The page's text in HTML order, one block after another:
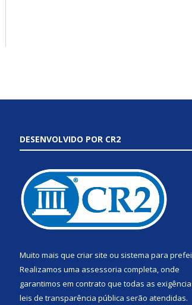
DESENVOLVIDO POR CR2
Muito mais que criar site ou sistema para
Realizamos uma assessoria completa, onde
garantimos em contrato que todas as
leis de transparência pública serão atendidas.